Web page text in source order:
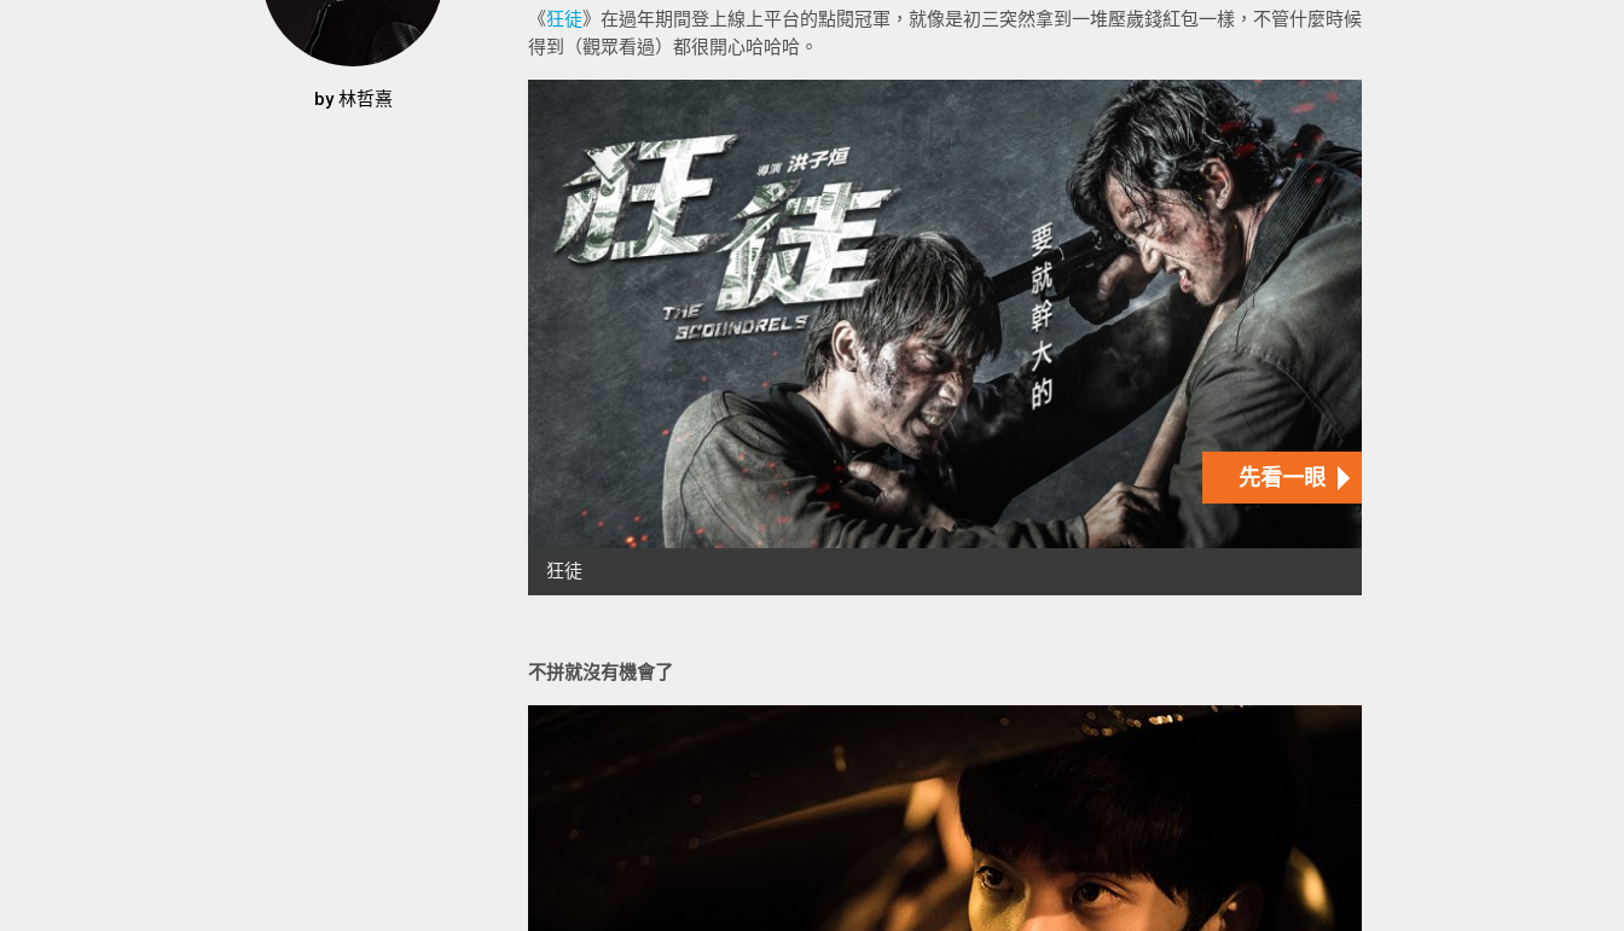
by林哲熹
《狂徒》在過年期間登上線上平台的點閱冠軍，就像是初三突然拿到一堆壓歲錢紅包一樣，不管什麼時候
得到（觀眾看過）都很開心哈哈哈。
不拼就沒有機會了